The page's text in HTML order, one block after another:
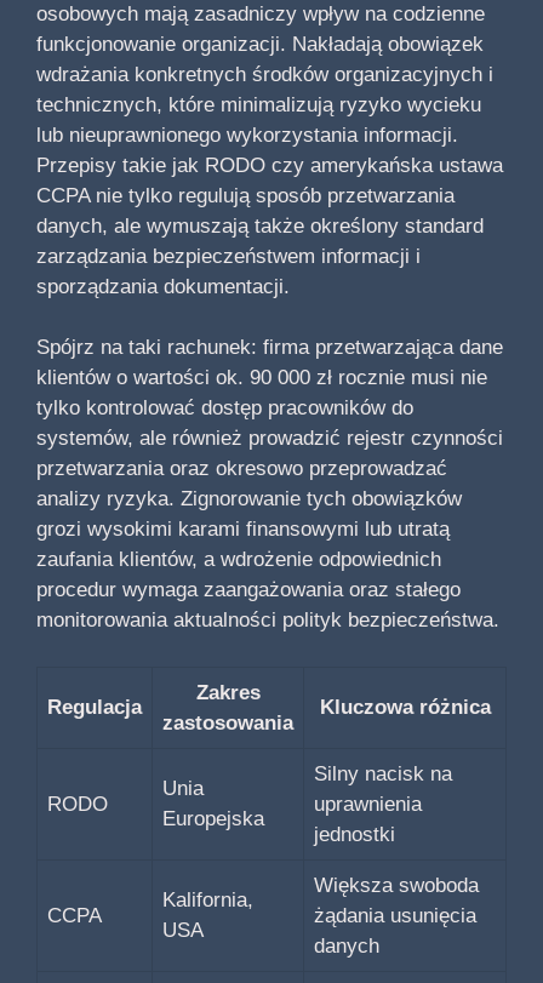
osobowych mają zasadniczy wpływ na codzienne
funkcjonowanie organizacji. Nakładają obowiązek
wdrażania konkretnych środków organizacyjnych i
technicznych, które minimalizują ryzyko wycieku
lub nieuprawnionego wykorzystania informacji.
Przepisy takie jak RODO czy amerykańska ustawa
CCPA nie tylko regulują sposób przetwarzania
danych, ale wymuszają także określony standard
zarządzania bezpieczeństwem informacji i
sporządzania dokumentacji.
Spójrz na taki rachunek: firma przetwarzająca dane
klientów o wartości ok. 90 000 zł rocznie musi nie
tylko kontrolować dostęp pracowników do
systemów, ale również prowadzić rejestr czynności
przetwarzania oraz okresowo przeprowadzać
analizy ryzyka. Zignorowanie tych obowiązków
grozi wysokimi karami finansowymi lub utratą
zaufania klientów, a wdrożenie odpowiednich
procedur wymaga zaangażowania oraz stałego
monitorowania aktualności polityk bezpieczeństwa.
Regulacja
Zakres
zastosowania
Kluczowa różnica
RODO
Unia
Europejska
Silny nacisk na
uprawnienia
jednostki
CCPA
Kalifornia,
USA
Większa swoboda
żądania usunięcia
danych